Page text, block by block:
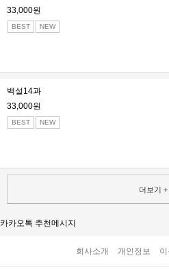
33,000원
BEST NEW
백설14과
33,000원
BEST NEW
더보기 +
카카오톡 추천메시지
회사소개 개인정보